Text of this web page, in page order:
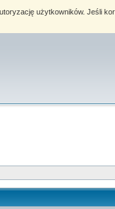
użytkowników. Jeśli